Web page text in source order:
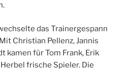
das Trainergespann
Christian Pellenz, Jannis
kamen für Tom Frank, Erik
frische Spieler. Die